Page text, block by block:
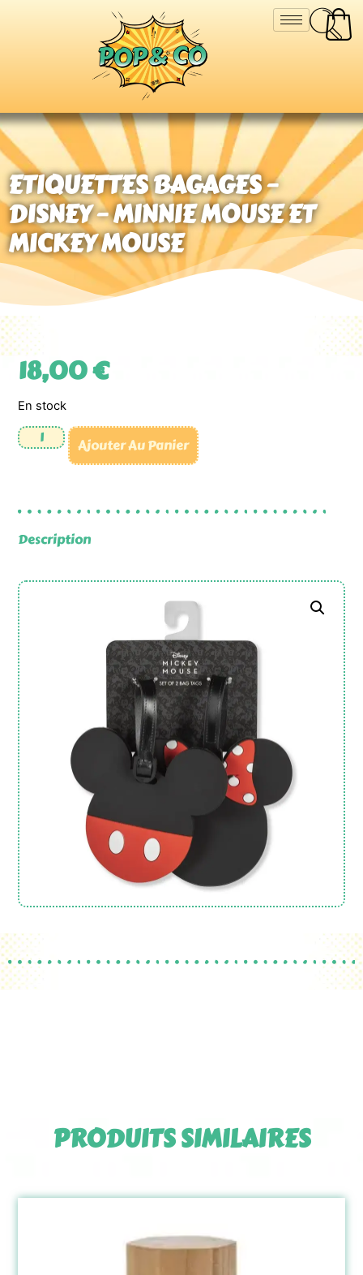
ETIQUETTES BAGAGES –
DISNEY – MINNIE MOUSE ET
MICKEY MOUSE
18,00€
En stock
Ajouter Au Panier
Description
PRODUITS SIMILAIRES